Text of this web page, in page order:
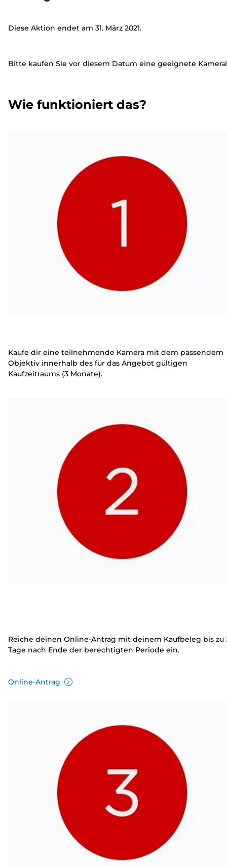
Diese Aktion endet am 31. März 2021.
Bitte kaufen Sie vor diesem Datum eine geeignete
Wie funktioniert das?
Kaufe dir eine teilnehmende Kamera mit dem passendem
Objektiv innerhalb des für das Angebot gültigen
Kaufzeitraums (3 Monate).
Reiche deinen Online-Antrag mit deinem Kaufbeleg bis zu
Tage nach Ende der berechtigten Periode ein.
Online-Antrag